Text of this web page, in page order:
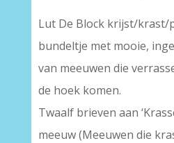
Lut De Block krijst/krast/
bundeltje met mooie,
van meeuwen die
de hoek komen.
Twaalf brieven aan
meeuw (Meeuwen die